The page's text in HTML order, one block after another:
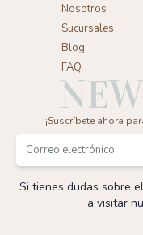
Nosotros
Sucursales
Blog
FAQ
¡Suscríbete ahora
Si tienes dudas sobre
a visitar